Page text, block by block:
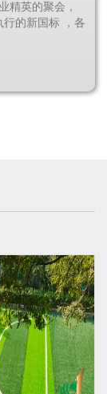
精英的聚会，
行的新国标 ，各